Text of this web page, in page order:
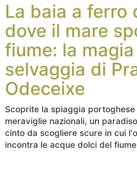
La baia a ferro
dove il mare
fiume: la magia
selvaggia di
Odeceixe
Scoprite la spiaggia
meraviglie nazionali, un
cinto da scogliere scure in cui
incontra le acque dolci del